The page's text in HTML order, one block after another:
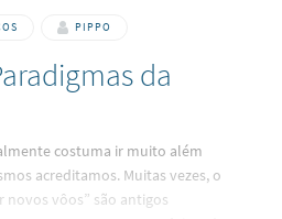
PIPPO
da
costuma ir muito além
acreditamos. Muitas vezes, o
novos vôos” são antigos